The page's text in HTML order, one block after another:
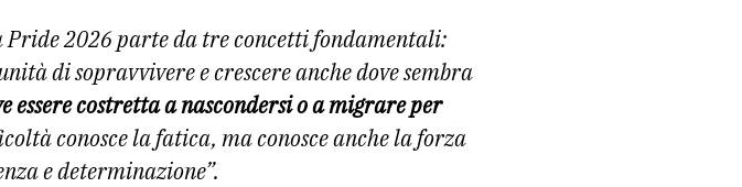
Pride 2026 parte da tre concetti fondamentali:
di sopravvivere e crescere anche dove sembra
essere costretta a nascondersi o a migrare per
conosce la fatica, ma conosce anche la forza
e determinazione”.